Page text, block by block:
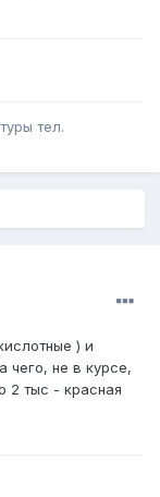
тел.
) и
чего, не в курсе,
2 тыс - красная